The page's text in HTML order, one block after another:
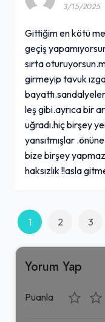
3/15/2025
Gittiğim en kötü
geçiş
sırta
girmeyip tavuk
leş gibi.ayrıca bir
uğradı.hiç birşey
yansıtmışlar
bize birşey
haksızlık !!asla
1 2 3
Yorum Yap
Puanla